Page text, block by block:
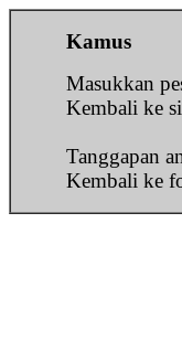
Kamus
Masukkan
Kembali ke
Tanggapan
Kembali ke